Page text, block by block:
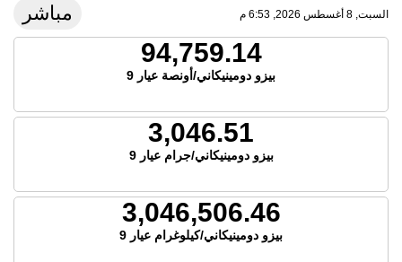
السبت, 8 أغسطس 2026, 6:53 م مباشر
94,759.14
بيزو دومينيكاني/أونصة عيار 9
3,046.51
بيزو دومينيكاني/جرام عيار 9
3,046,506.46
بيزو دومينيكاني/كيلوغرام عيار 9